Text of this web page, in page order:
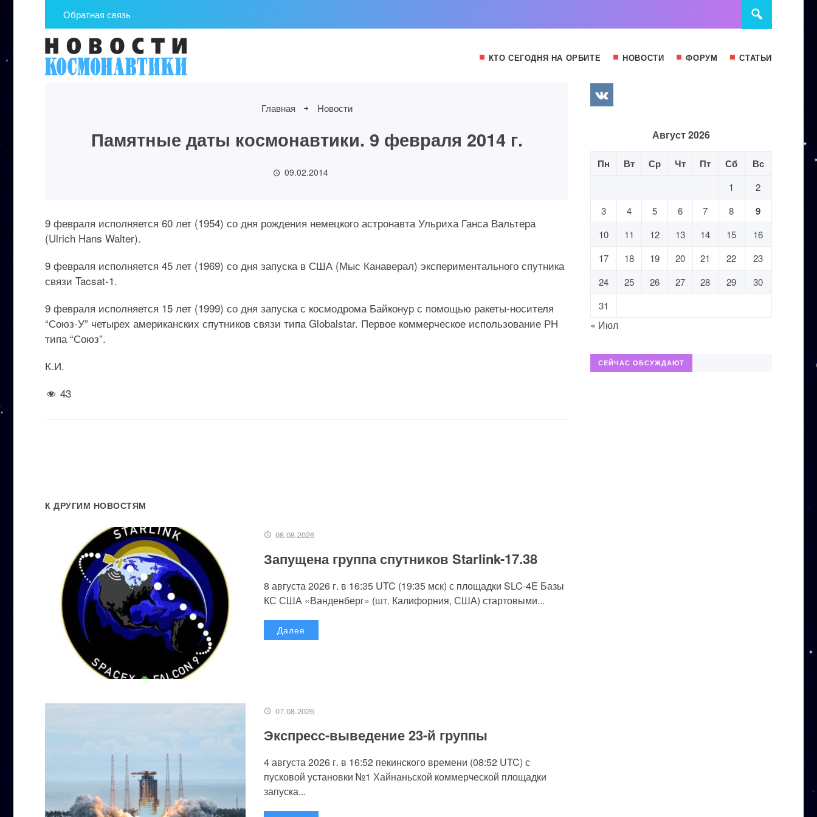
Обратная связь
КТО СЕГОДНЯ НА ОРБИТЕ НОВОСТИ ФОРУМ СТАТЬИ
Главная Новости
Памятные даты космонавтики. 9 февраля 2014 г.
09.02.2014
9 февраля исполняется 60 лет (1954) со дня рождения немецкого астронавта Ульриха Ганса Вальтера
(Ulrich Hans Walter).
9 февраля исполняется 45 лет (1969) со дня запуска в США (Мыс Канаверал) экспериментального спутника
связи Tacsat-1.
9 февраля исполняется 15 лет (1999) со дня запуска с космодрома Байконур с помощью ракеты-носителя
“Союз-У” четырех американских спутников связи типа Globalstar. Первое коммерческое использование РН
типа “Союз”.
К.И.
43
К ДРУГИМ НОВОСТЯМ
08.08.2026
Запущена группа спутников Starlink-17.38
8 августа 2026 г. в 16:35 UTC (19:35 мск) с площадки SLC-4E Базы
КС США «Ванденберг» (шт. Калифорния, США) стартовыми...
Далее
07.08.2026
Экспресс-выведение 23-й группы
4 августа 2026 г. в 16:52 пекинского времени (08:52 UTC) с
пусковой установки №1 Хайнаньской коммерческой площадки
запуска...
Август 2026
Пн Вт Ср Чт Пт Сб Вс
1
2
3
4 5 6 7 8 9
10 11 12 13 14 15
16
17
18 19 20 21 22
23
24
25 26 27 28 29
30
31
« Июл
СЕЙЧАС ОБСУЖДАЮТ